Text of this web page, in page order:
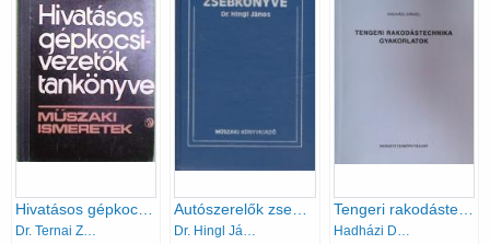
Dr. Ternai Zoltán-Keller Ervin Dr. Hingl János
Tengeri rakodástechnika gyakorlatok
Hadházi Dániel